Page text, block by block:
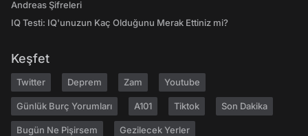
Andreas Şifreleri
IQ Testi: IQ'unuzun Kaç Olduğunu Merak Ettiniz mi?
Keşfet
Twitter Deprem Zam Youtube
Günlük Burç Yorumları A101 Tiktok Son Dakika
Bugün Ne Pişirsem Gezilecek Yerler